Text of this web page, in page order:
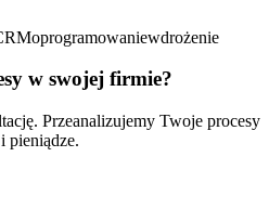
oprogramowaniewdrożenie
w swojej firmie?
Przeanalizujemy Twoje procesy
pieniądze.